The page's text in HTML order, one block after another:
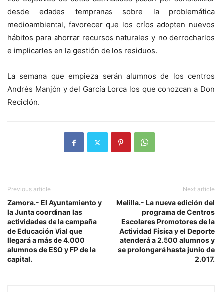
desde edades tempranas sobre la problemática
medioambiental, favorecer que los críos adopten nuevos
hábitos para ahorrar recursos naturales y no derrocharlos
e implicarles en la gestión de los residuos.
La semana que empieza serán alumnos de los centros
Andrés Manjón y del García Lorca los que conozcan a Don
Reciclón.
Previous article
Zamora.- El Ayuntamiento y
la Junta coordinan las
actividades de la campaña
de Educación Vial que
llegará a más de 4.000
alumnos de ESO y FP de la
capital.
Next article
Melilla.- La nueva edición del
programa de Centros
Escolares Promotores de la
Actividad Física y el Deporte
atenderá a 2.500 alumnos y
se prolongará hasta junio de
2.017.